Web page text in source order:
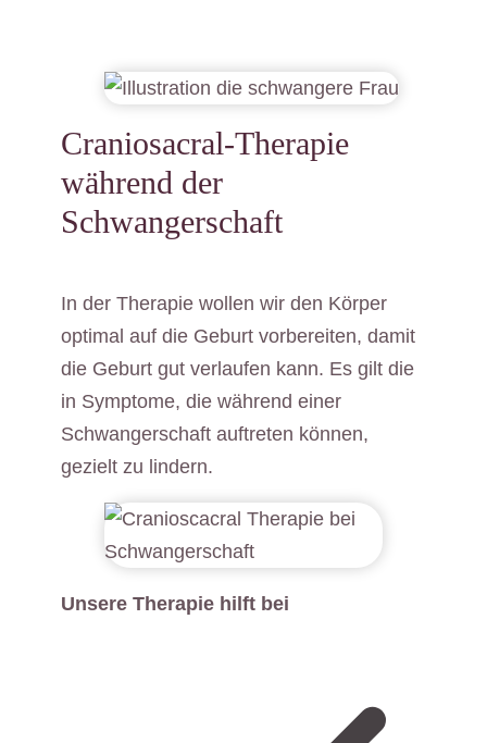
Craniosacral-Therapie
während der
Schwangerschaft
In der Therapie wollen wir den Körper
optimal auf die Geburt vorbereiten, damit
die Geburt gut verlaufen kann. Es gilt die
in Symptome, die während einer
Schwangerschaft auftreten können,
gezielt zu lindern.
Unsere Therapie hilft bei